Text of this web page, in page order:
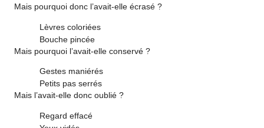
Mais pourquoi donc l’avait-elle écrasé ?
Lèvres coloriées
Bouche pincée
Mais pourquoi l’avait-elle conservé ?
Gestes maniérés
Petits pas serrés
Mais l’avait-elle donc oublié ?
Regard effacé